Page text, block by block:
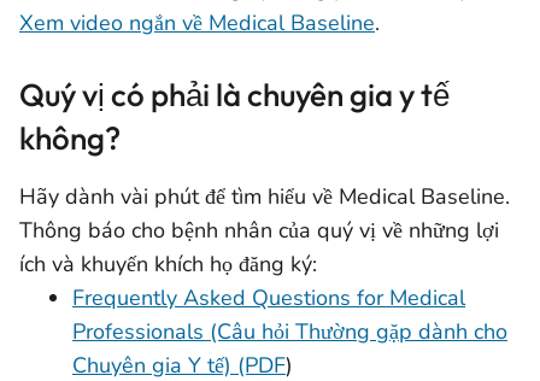
Xem video ngắn về Medical Baseline.
Quý vị có phải là chuyên gia y tế
không?
Hãy dành vài phút để tìm hiểu về Medical Baseline.
Thông báo cho bệnh nhân của quý vị về những lợi
ích và khuyến khích họ đăng ký:
Frequently Asked Questions for Medical
Professionals (Câu hỏi Thường gặp dành cho
Chuyên gia Y tế) (PDF)